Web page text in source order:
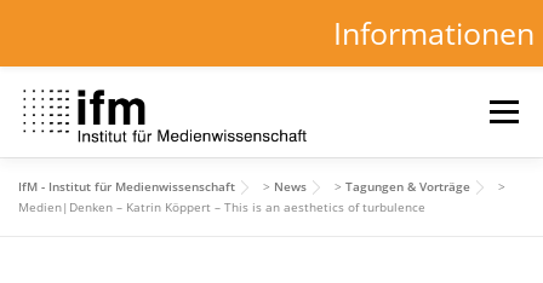
Inhalt
springen
Menü
HOME NEWS KALENDER STUDIUM
IfM - Institut für Medienwissenschaft > News > Tagungen & Vorträge
>
Medien|Denken – Katrin Köppert – This is an aesthetics of turbulence
Informationen